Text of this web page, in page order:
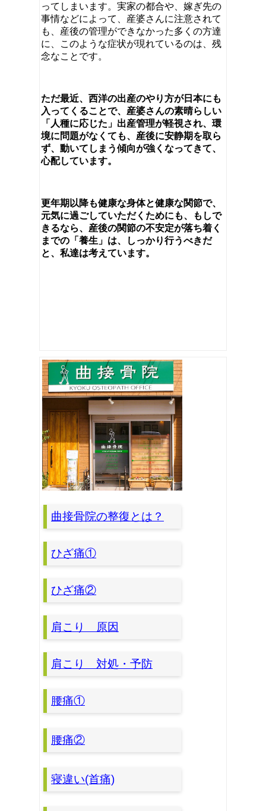
ってしまいます。実家の都合や、嫁ぎ先の
事情などによって、産婆さんに注意されて
も、産後の管理ができなかった多くの方達
に、このような症状が現れているのは、残
念なことです。
ただ最近、西洋の出産のやり方が日本にも
入ってくることで、産婆さんの素晴らしい
「人種に応じた」出産管理が軽視され、環
境に問題がなくても、産後に安静期を取ら
ず、動いてしまう傾向が強くなってきて、
心配しています。
更年期以降も健康な身体と健康な関節で、
元気に過ごしていただくためにも、もしで
きるなら、産後の関節の不安定が落ち着く
までの「養生」は、しっかり行うべきだ
と、私達は考えています。
曲接骨院の整復とは？
ひざ痛①
ひざ痛②
肩こり 原因
肩こり 対処・予防
腰痛①
腰痛②
寝違い(首痛)